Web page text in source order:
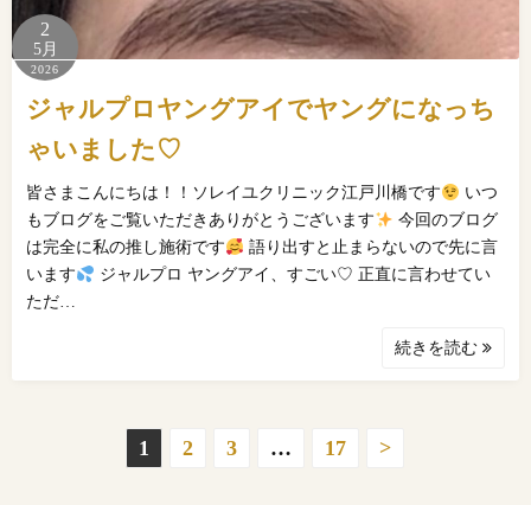
2
5月
2026
ジャルプロヤングアイでヤングになっち
ゃいました♡
皆さまこんにちは！！ソレイユクリニック江戸川橋です
いつ
もブログをご覧いただきありがとうございます
今回のブログ
は完全に私の推し施術です
語り出すと止まらないので先に言
います
ジャルプロ ヤングアイ、すごい♡ 正直に言わせてい
ただ…
続きを読む
1 2 3 … 17 >